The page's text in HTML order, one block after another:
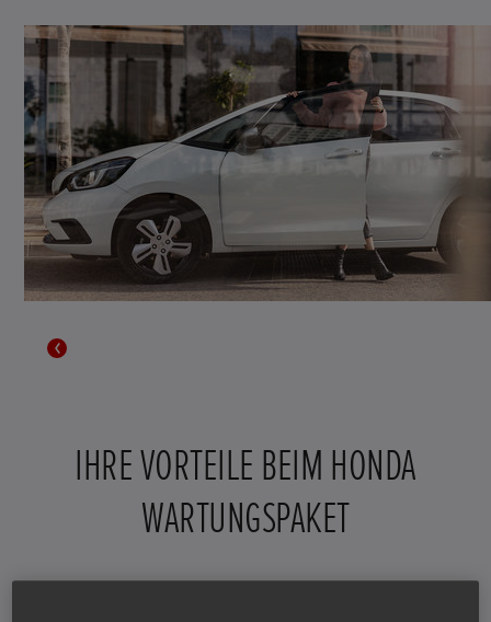
IHRE VORTEILE BEIM HONDA
WARTUNGSPAKET